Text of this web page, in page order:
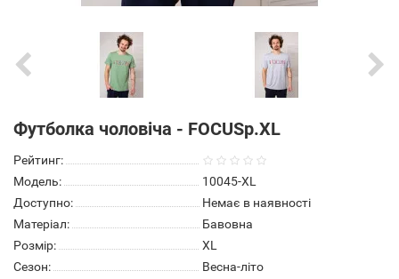
Футболка чоловіча - FOCUSр.XL
Рейтинг:
Модель:
10045-XL
Доступно:
Немає в наявності
Матеріал:
Бавовна
Розмір:
XL
Сезон:
Весна-літо